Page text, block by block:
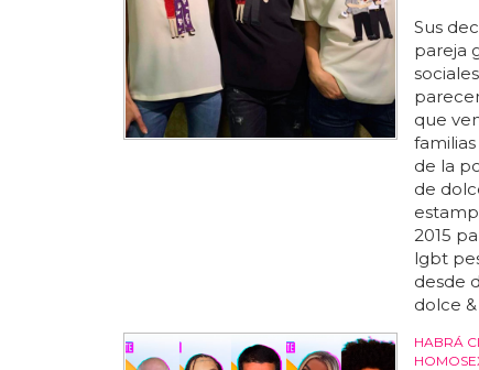
Sus
pareja
que
de la
de
2015
lgbt
desde
dolce
HABRÁ